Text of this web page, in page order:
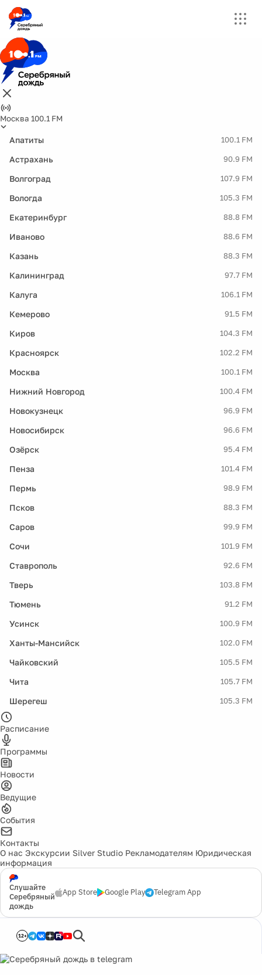
Москва 100.1 FM
Апатиты 100.1 FM
Астрахань 90.9 FM
Волгоград 107.9 FM
Вологда 105.3 FM
Екатеринбург 88.8 FM
Иваново 88.6 FM
Казань 88.3 FM
Калининград 97.7 FM
Калуга 106.1 FM
Кемерово 91.5 FM
Киров 104.3 FM
Красноярск 102.2 FM
Москва 100.1 FM
Нижний Новгород 100.4 FM
Новокузнецк 96.9 FM
Новосибирск 96.6 FM
Озёрск 95.4 FM
Пенза 101.4 FM
Пермь 98.9 FM
Псков 88.3 FM
Саров 99.9 FM
Сочи 101.9 FM
Ставрополь 92.6 FM
Тверь 103.8 FM
Тюмень 91.2 FM
Усинск 100.9 FM
Ханты-Мансийск 102.0 FM
Чайковский 105.5 FM
Чита 105.7 FM
Шерегеш 105.3 FM
Расписание
Программы
Новости
Ведущие
События
Контакты
О нас Экскурсии Silver Studio Рекламодателям Юридическая
информация
Слушайте
Серебряный
дождь
App Store Google Play Telegram App
12+